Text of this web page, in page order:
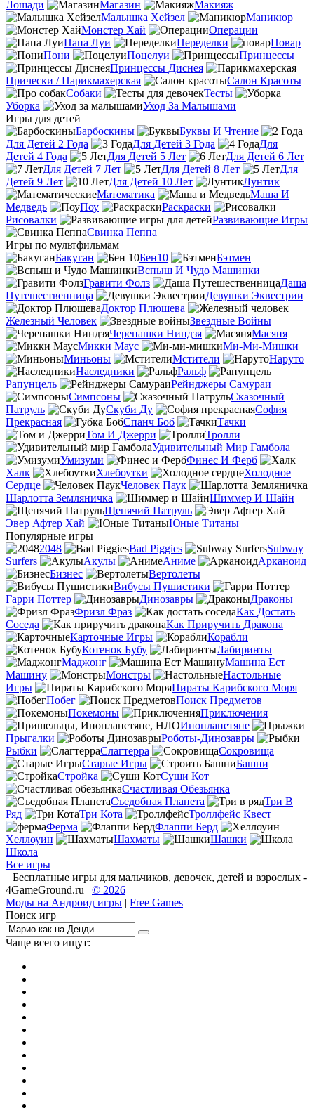
Лошади
Магазин
Макияж
Малышка Хейзел
Маникюр
Монстер Хай
Операции
Папа Луи
Переделки
Повар
Пони
Поцелуи
Принцессы
Принцессы Диснея
Прически / Парикмахерская
Салон Красоты
Собаки
Тесты
Уборка
Уход За Малышами
Игры для детей
Барбоскины
Буквы И Чтение
Для Детей 2 Года
Для Детей 3 Года
Для
Детей 4 Года
Для Детей 5 Лет
Для Детей 6 Лет
Для Детей 7 Лет
Для Детей 8 Лет
Для
Детей 9 Лет
Для Детей 10 Лет
Лунтик
Математика
Маша И
Медведь
Поу
Раскраски
Рисовалки
Развивающие Игры
Свинка Пеппа
Игры по мультфильмам
Бакуган
Бен10
Бэтмен
Вспыш И Чудо Машинки
Гравити Фолз
Даша
Путешественница
Девушки Эквестрии
Доктор Плюшева
Железный Человек
Звездные Войны
Черепашки Ниндзя
Масяня
Микки Маус
Ми-Ми-Мишки
Миньоны
Мстители
Наруто
Наследники
Ральф
Рапунцель
Рейнджеры Самураи
Симпсоны
Сказочный
Патруль
Скуби Ду
София
Прекрасная
Спанч Боб
Тачки
Том И Джерри
Тролли
Удивительный Мир Гамбола
Умизуми
Финес И Ферб
Халк
Хлебоутки
Холодное
Сердце
Человек Паук
Шарлотта Земляничка
Шиммер И Шайн
Щенячий Патруль
Эвер Афтер Хай
Юные Титаны
Популярные игры
2048
Bad Piggies
Subway
Surfers
Акулы Аниме
Арканоид
Бизнес
Вертолеты
Вибусы Пушистики
Гарри Поттер
Динозавры
Драконы
Фризл Фраз
Как Достать
Соседа
Как Приручить Дракона
Карточные Игры
Корабли
Котенок Бубу
Лабиринты
Маджонг
Машина Ест
Машину
Монстры
Настольные
Игры
Пираты Карибского Моря
Побег
Поиск Предметов
Покемоны
Приключения
Инопланетяне
Прыгалки
Роботы-Динозавры
Рыбки
Слагтерра
Сокровища
Старые Игры
Башни
Стройка
Суши Кот
Счастливая Обезьянка
Съедобная Планета
Три В
Ряд
Три Кота
Троллфейс Квест
Ферма
Флаппи Берд
Хеллоуин
Шахматы
Шашки
Школа
Все игры
Бесплатные игры для мальчиков, девочек, детей и взрослых -
4GameGround.ru | © 2026
Моды на Андроид игры | Free Games
Поиск игр
Чаще всего ищут: